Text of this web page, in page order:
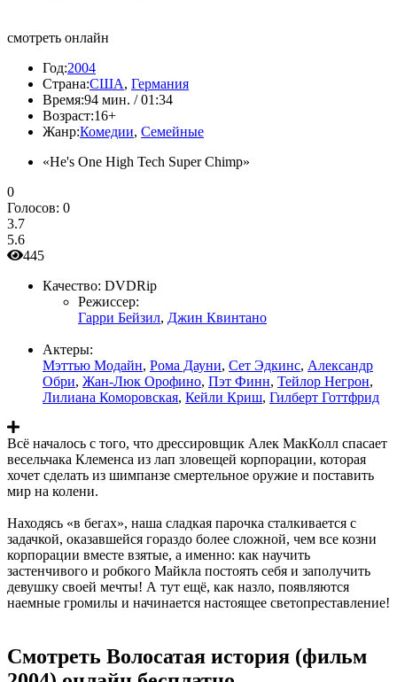
смотреть онлайн
Год:2004
Страна:США, Германия
Время:94 мин. / 01:34
Возраст:16+
Жанр:Комедии, Семейные
«He's One High Tech Super Chimp»
0
Голосов: 0
3.7
5.6
445
Качество: DVDRip
Режиссер:
Гарри Бейзил, Джин Квинтано
Актеры:
Мэттью Модайн, Рома Дауни, Сет Эдкинс, Александр
Обри, Жан-Люк Орофино, Пэт Финн, Тейлор Негрон,
Лилиана Коморовская, Кейли Криш, Гилберт Готтфрид
Всё началось с того, что дрессировщик Алек МакКолл спасает
весельчака Клеменса из лап зловещей корпорации, которая
хочет сделать из шимпанзе смертельное оружие и поставить
мир на колени.
Находясь «в бегах», наша сладкая парочка сталкивается с
задачкой, оказавшейся гораздо более сложной, чем все козни
корпорации вместе взятые, а именно: как научить
застенчивого и робкого Майкла постоять себя и заполучить
девушку своей мечты! А тут ещё, как назло, появляются
наемные громилы и начинается настоящее светопреставление!
Смотреть Волосатая история (фильм